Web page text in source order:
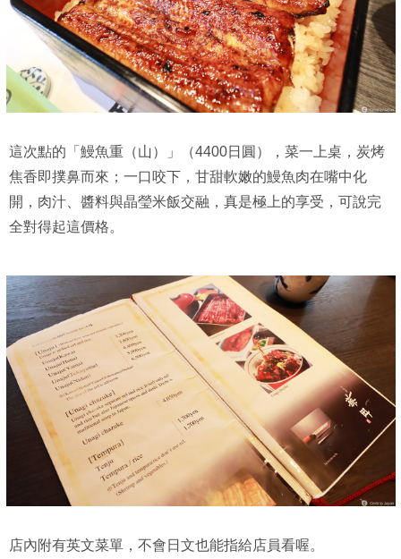
這次點的「鰻魚重（山）」（4400日圓），菜一上桌，炭烤
焦香即撲鼻而來；一口咬下，甘甜軟嫩的鰻魚肉在嘴中化
開，肉汁、醬料與晶瑩米飯交融，真是極上的享受，可說完
全對得起這價格。
店內附有英文菜單，不會日文也能指給店員看喔。